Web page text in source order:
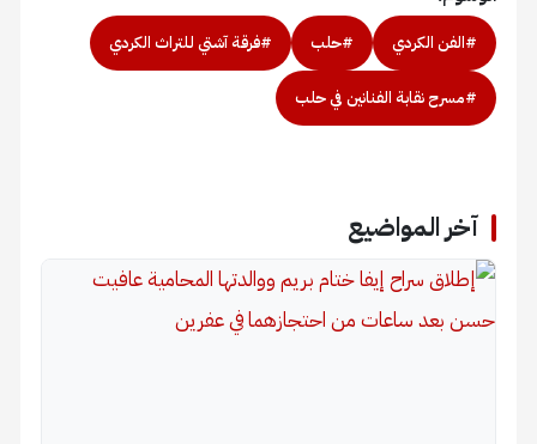
#الفن الكردي #حلب #فرقة آشتي للتراث الكردي
#مسرح نقابة الفنانين في حلب
آخر المواضيع